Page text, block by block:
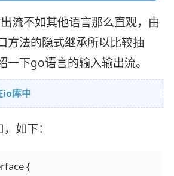
流不如其他语言那么直观，由
方法的隐式继承所以比较抽
一下go语言的输入输出流。
io库中
如下：
{